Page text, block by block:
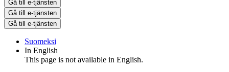
Gå till e-tjänsten
Gå till e-tjänsten
Gå till e-tjänsten
Suomeksi
In English
This page is not available in English.